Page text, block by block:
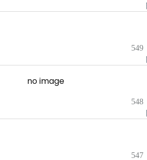
549
no image
548
547